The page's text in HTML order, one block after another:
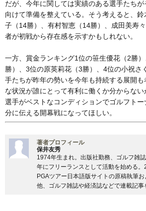
だが、今年に関しては実績のある選手たち
向けて準備を整えている。そう考えると、
子（14勝）、有村智恵（14勝）、成田美寿
者が初戦から存在感を示すかもしれない。
一方、賞金ランキング1位の笹生優花（2勝
勝）、3位の原英莉花（3勝）、4位の小祝さ
手たちが昨年の勢いを今年も持続する展開も
な状況が誰にとって有利に働くか分からな
選手がベストなコンディションでゴルフト
分に伝える開幕戦になってほしい。
著者プロフィール
保井友秀
1974年生まれ。出版社勤務、ゴルフ雑
年にフリーランスとして活動を始める
PGAツアー日本語版サイトの原稿執筆
他、ゴルフ雑誌や経済誌などで連載記事